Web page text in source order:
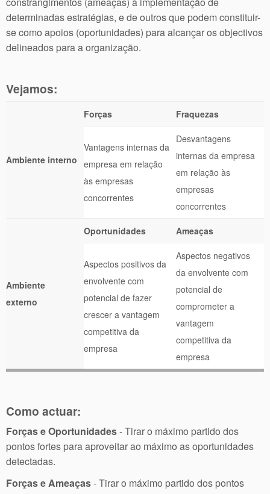
determinadas estratégias, e de outros que podem constituir-
se como apoios (oportunidades) para alcançar os objectivos
delineados para a organização.
Vejamos:
Ambiente interno
Forças Fraquezas
Vantagens internas da
empresa em relação
às empresas
concorrentes
Desvantagens
internas da empresa
em relação às
empresas
concorrentes
Ambiente
externo
Oportunidades Ameaças
Aspectos positivos da
envolvente com
potencial de fazer
crescer a vantagem
competitiva da
empresa
Aspectos negativos
da envolvente com
potencial de
comprometer a
vantagem
competitiva da
empresa
Como actuar:
Forças e Oportunidades- Tirar o máximo partido dos
pontos fortes para aproveitar ao máximo as oportunidades
detectadas.
Forças e Ameaças- Tirar o máximo partido dos pontos